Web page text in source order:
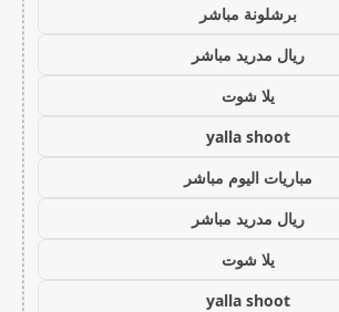
برشلونة مباشر
ريال مدريد مباشر
يلا شوت
yalla shoot
مباريات اليوم مباشر
ريال مدريد مباشر
يلا شوت
yalla shoot